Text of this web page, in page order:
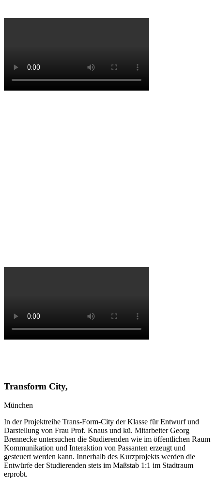
Transform City,
München
In der Projektreihe Trans-Form-City der Klasse für Entwurf und
Darstellung von Frau Prof. Knaus und kü. Mitarbeiter Georg
Brennecke untersuchen die Studierenden wie im öffentlichen Raum
Kommunikation und Interaktion von Passanten erzeugt und
gesteuert werden kann. Innerhalb des Kurzprojekts werden die
Entwürfe der Studierenden stets im Maßstab 1:1 im Stadtraum
erprobt.